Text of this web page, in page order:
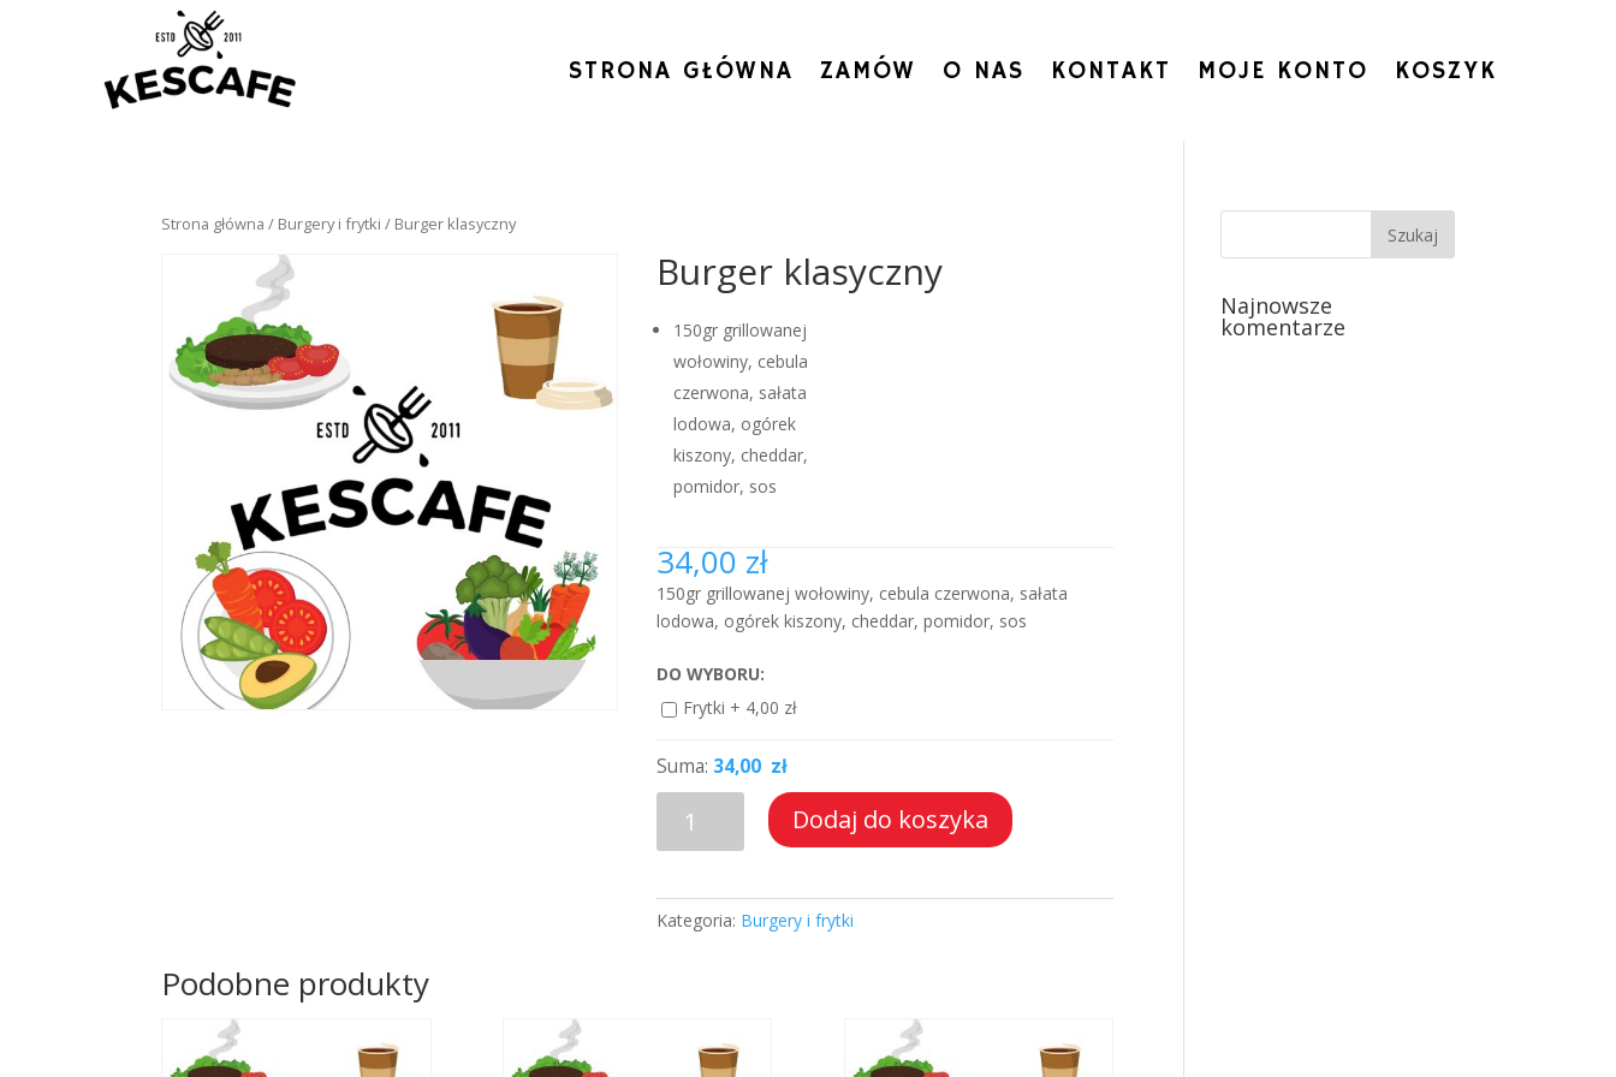
STRONA GŁÓWNA ZAMÓW O NAS KONTAKT MOJE KONTO KOSZYK
Strona główna / Burgery i frytki / Burger klasyczny
Burger klasyczny
150gr grillowanej
wołowiny, cebula
czerwona, sałata
lodowa, ogórek
kiszony, cheddar,
pomidor, sos
34,00 zł
150gr grillowanej wołowiny, cebula czerwona, sałata
lodowa, ogórek kiszony, cheddar, pomidor, sos
DO WYBORU:
Frytki + 4,00 zł
Suma: 34,00 zł
Burger
Dodaj do koszyka
Kategoria: Burgery i frytki
Podobne produkty
Najnowsze
komentarze